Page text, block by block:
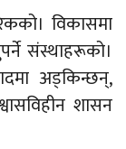
विकासमा
संस्थाहरूको।
अड्किन्छन्,
शासन